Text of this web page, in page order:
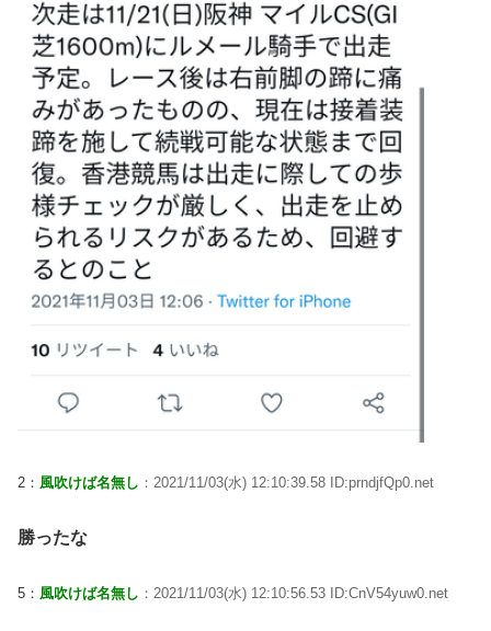
2： 風吹けば名無し ：2021/11/03(水) 12:10:39.58 ID:prndjfQp0.net
勝ったな
5： 風吹けば名無し ：2021/11/03(水) 12:10:56.53 ID:CnV54yuw0.net